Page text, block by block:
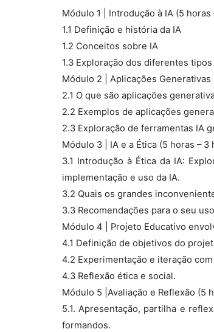
Módulo 1 | Introdução à IA (5
1.1 Definição e história da IA
1.2 Conceitos sobre IA
1.3 Exploração dos diferentes tipos
Módulo 2 | Aplicações
2.1 O que são aplicações
2.2 Exemplos de aplicações
2.3 Exploração de ferramentas IA
Módulo 3 | IA e a Ética (5 horas –
3.1 Introdução à Ética da IA:
implementação e uso da IA.
3.2 Quais os grandes
3.3 Recomendações para o seu
Módulo 4 | Projeto Educativo
4.1 Definição de objetivos do
4.2 Experimentação e iteração
4.3 Reflexão ética e social.
Módulo 5 |Avaliação e Reflexão (5
5.1. Apresentação, partilha e
formandos.